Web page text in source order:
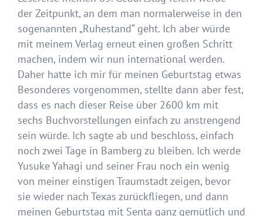
der Zeitpunkt, an dem man normalerweise in den
sogenannten „Ruhestand“ geht. Ich aber würde
mit meinem Verlag erneut einen großen Schritt
machen, indem wir nun international werden.
Daher hatte ich mir für meinen Geburtstag etwas
Besonderes vorgenommen, stellte dann aber fest,
dass es nach dieser Reise über 2600 km mit
sechs Buchvorstellungen einfach zu anstrengend
sein würde. Ich sagte ab und beschloss, einfach
noch zwei Tage in Bamberg zu bleiben. Ich werde
Yusuke Yahagi und seiner Frau noch ein wenig
von meiner einstigen Traumstadt zeigen, bevor
sie wieder nach Texas zurückfliegen, und dann
meinen Geburtstag mit Senta ganz gemütlich und